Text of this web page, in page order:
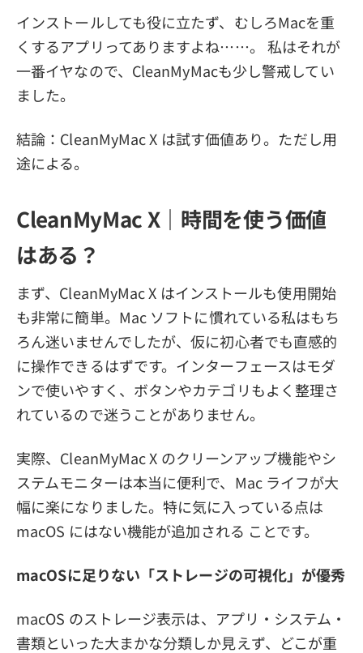
インストールしても役に立たず、むしろMacを重
くするアプリってありますよね……。 私はそれが
一番イヤなので、CleanMyMacも少し警戒してい
ました。
結論：CleanMyMac X は試す価値あり。ただし用
途による。
CleanMyMac X｜時間を使う価値
はある？
まず、CleanMyMac X はインストールも使用開始
も非常に簡単。Mac ソフトに慣れている私はもち
ろん迷いませんでしたが、仮に初心者でも直感的
に操作できるはずです。インターフェースはモダ
ンで使いやすく、ボタンやカテゴリもよく整理さ
れているので迷うことがありません。
実際、CleanMyMac X のクリーンアップ機能やシ
ステムモニターは本当に便利で、Mac ライフが大
幅に楽になりました。特に気に入っている点は
macOS にはない機能が追加される ことです。
macOSに足りない「ストレージの可視化」が優秀
macOS のストレージ表示は、アプリ・システム・
書類といった大まかな分類しか見えず、どこが重